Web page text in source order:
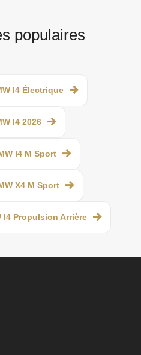
populaires
I4 Électrique
I4 2026
I4 M Sport
X4 M Sport
I4 Propulsion Arrière